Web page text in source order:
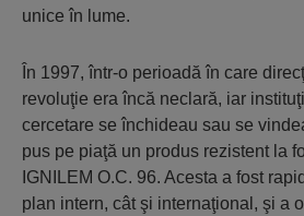
unice în lume.
În 1997, într-o perioadă în care
revoluţie era încă neclară, iar
cercetare se închideau sau se
pus pe piaţă un produs rezistent la
IGNILEM O.C. 96. Acesta a fost
plan intern, cât şi internaţional, şi a